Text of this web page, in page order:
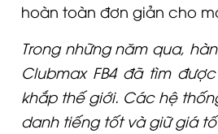
hoàn toàn đơn giản cho
Trong những năm qua,
Clubmax FB4 đã tìm
khắp thế giới. Các hệ
danh tiếng tốt và giữ giá